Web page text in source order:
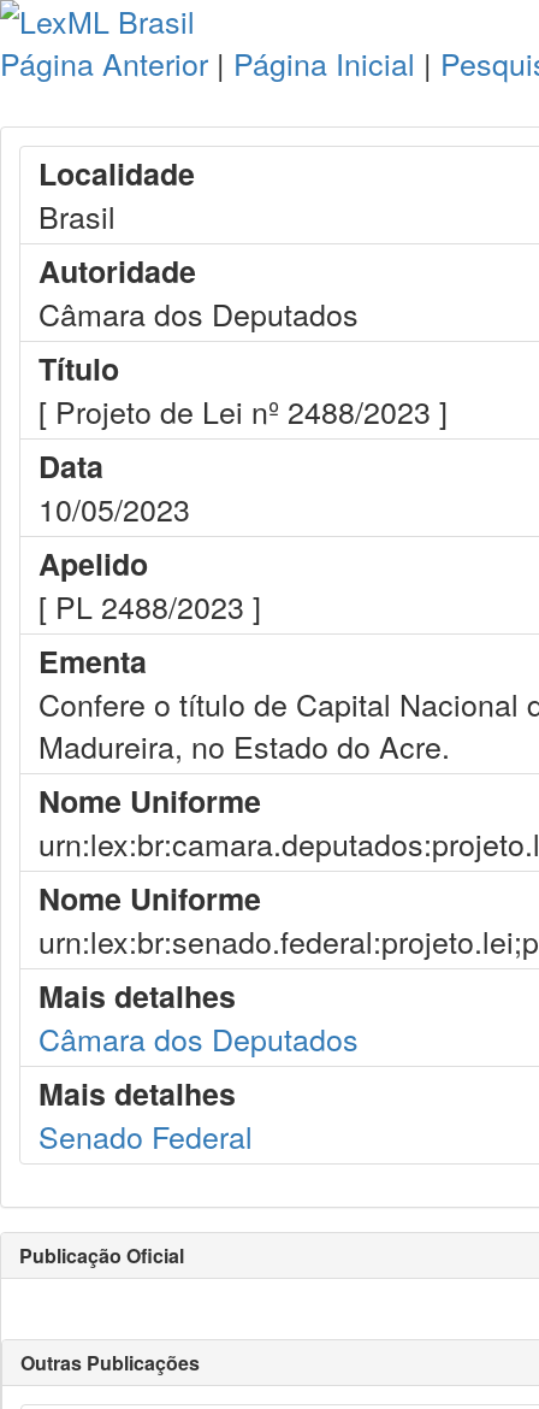
Página Anterior | Página Inicial |
Localidade
Brasil
Autoridade
Câmara dos Deputados
Título
[ Projeto de Lei nº 2488/2023 ]
Data
10/05/2023
Apelido
[ PL 2488/2023 ]
Ementa
Confere o título de Capital Nacional
Madureira, no Estado do Acre.
Nome Uniforme
Nome Uniforme
Mais detalhes
Câmara dos Deputados
Mais detalhes
Senado Federal
Publicação Oficial
Outras Publicações